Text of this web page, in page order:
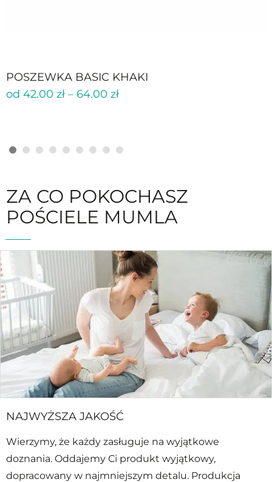
POSZEWKA BASIC KHAKI
od 42.00 zł – 64.00 zł
ZA CO POKOCHASZ
POŚCIELE MUMLA
NAJWYŻSZA JAKOŚĆ
Wierzymy, że każdy zasługuje na wyjątkowe
doznania. Oddajemy Ci produkt wyjątkowy,
dopracowany w najmniejszym detalu. Produkcja